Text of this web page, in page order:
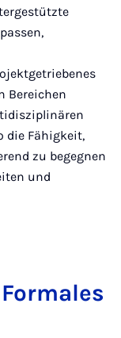
Bereichen
die Fähigkeit,
zu begegnen
und